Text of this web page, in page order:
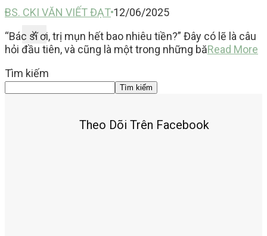
X
BS. CKI VĂN VIẾT ĐẠT 12/06/2025
“Bác sĩ ơi, trị mụn hết bao nhiêu tiền?” Đây có lẽ là câu
hỏi đầu tiên, và cũng là một trong những băRead More
Tìm kiếm
Tìm kiếm
Theo Dõi Trên Facebook